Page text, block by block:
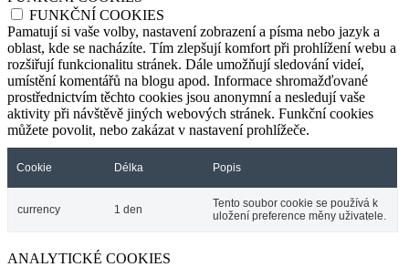
FUNKČNÍ COOKIES
Pamatují si vaše volby, nastavení zobrazení a písma nebo jazyk a
oblast, kde se nacházíte. Tím zlepšují komfort při prohlížení webu a
rozšiřují funkcionalitu stránek. Dále umožňují sledování videí,
umístění komentářů na blogu apod. Informace shromažďované
prostřednictvím těchto cookies jsou anonymní a nesledují vaše
aktivity při návštěvě jiných webových stránek. Funkční cookies
můžete povolit, nebo zakázat v nastavení prohlížeče.
Cookie Délka Popis
currency 1 den
Tento soubor cookie se používá k
uložení preference měny uživatele.
ANALYTICKÉ COOKIES